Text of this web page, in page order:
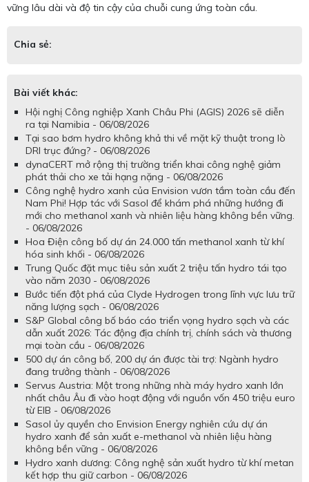
vững lâu dài và độ tin cậy của chuỗi cung ứng toàn cầu.
Chia sẻ:
Bài viết khác:
Hội nghị Công nghiệp Xanh Châu Phi (AGIS) 2026 sẽ diễn
ra tại Namibia - 06/08/2026
Tại sao bơm hydro không khả thi về mặt kỹ thuật trong lò
DRI trục đứng? - 06/08/2026
dynaCERT mở rộng thị trường triển khai công nghệ giảm
phát thải cho xe tải hạng nặng - 06/08/2026
Công nghệ hydro xanh của Envision vươn tầm toàn cầu đến
Nam Phi! Hợp tác với Sasol để khám phá những hướng đi
mới cho methanol xanh và nhiên liệu hàng không bền vững.
- 06/08/2026
Hoa Điện công bố dự án 24.000 tấn methanol xanh từ khí
hóa sinh khối - 06/08/2026
Trung Quốc đặt mục tiêu sản xuất 2 triệu tấn hydro tái tạo
vào năm 2030 - 06/08/2026
Bước tiến đột phá của Clyde Hydrogen trong lĩnh vực lưu trữ
năng lượng sạch - 06/08/2026
S&P Global công bố báo cáo triển vọng hydro sạch và các
dẫn xuất 2026: Tác động địa chính trị, chính sách và thương
mại toàn cầu - 06/08/2026
500 dự án công bố, 200 dự án được tài trợ: Ngành hydro
đang trưởng thành - 06/08/2026
Servus Austria: Một trong những nhà máy hydro xanh lớn
nhất châu Âu đi vào hoạt động với nguồn vốn 450 triệu euro
từ EIB - 06/08/2026
Sasol ủy quyền cho Envision Energy nghiên cứu dự án
hydro xanh để sản xuất e-methanol và nhiên liệu hàng
không bền vững - 06/08/2026
Hydro xanh dương: Công nghệ sản xuất hydro từ khí metan
kết hợp thu giữ carbon - 06/08/2026